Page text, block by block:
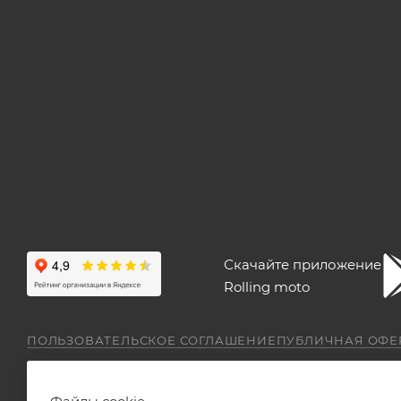
Скачайте приложение
Rolling moto
ПОЛЬЗОВАТЕЛЬСКОЕ СОГЛАШЕНИЕПУБЛИЧНАЯ